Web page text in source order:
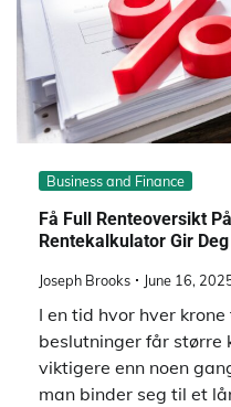
Business and Finance
Få Full Renteoversikt
Rentekalkulator Gir
Joseph Brooks June 16,
I en tid hvor hver
beslutninger får større
viktigere enn noen
man binder seg til et